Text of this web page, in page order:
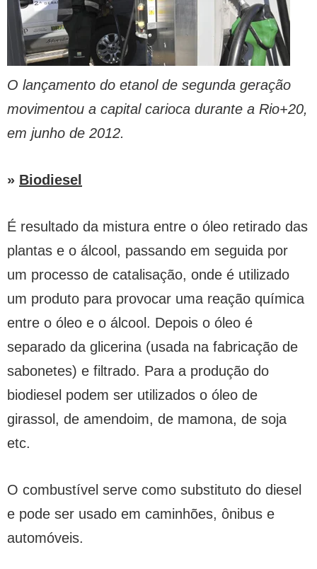
O lançamento do etanol de segunda geração
movimentou a capital carioca durante a Rio+20,
em junho de 2012.
» Biodiesel
É resultado da mistura entre o óleo retirado das
plantas e o álcool, passando em seguida por
um processo de catalisação, onde é utilizado
um produto para provocar uma reação química
entre o óleo e o álcool. Depois o óleo é
separado da glicerina (usada na fabricação de
sabonetes) e filtrado. Para a produção do
biodiesel podem ser utilizados o óleo de
girassol, de amendoim, de mamona, de soja
etc.
O combustível serve como substituto do diesel
e pode ser usado em caminhões, ônibus e
automóveis.